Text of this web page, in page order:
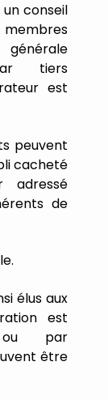
un conseil
membres
générale
tiers
est
peuvent
cacheté
adressé
de
élus aux
est
ou par
être